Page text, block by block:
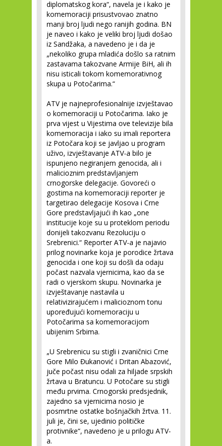
diplomatskog kora“, navela je i kako je
komemoraciji prisustvovao znatno
manji broj ljudi nego ranijih godina. BN
je naveo i kako je veliki broj ljudi došao
iz Sandžaka, a navedeno je i da je
„nekoliko grupa mladića došlo sa ratnim
zastavama takozvane Armije BiH, ali ih
nisu isticali tokom komemorativnog
skupa u Potočarima.“
ATV je najneprofesionalnije izvještavao
o komemoraciji u Potočarima. Iako je
prva vijest u Vijestima ove televizije bila
komemoracija i iako su imali reportera
iz Potočara koji se javljao u program
uživo, izvještavanje ATV-a bilo je
ispunjeno negiranjem genocida, ali i
malicioznim predstavljanjem
crnogorske delegacije. Govoreći o
gostima na komemoraciji reporter je
targetirao delegacije Kosova i Crne
Gore predstavljajući ih kao „one
institucije koje su u proteklom periodu
donijeli takozvanu Rezoluciju o
Srebrenici.“ Reporter ATV-a je najavio
prilog novinarke koja je porodice žrtava
genocida i one koji su došli da odaju
počast nazvala vjernicima, kao da se
radi o vjerskom skupu. Novinarka je
izvještavanje nastavila u
relativizirajućem i malicioznom tonu
upoređujući komemoraciju u
Potočarima sa komemoracijom
ubijenim Srbima.
„U Srebrenicu su stigli i zvaničnici Crne
Gore Milo Đukanović i Dritan Abazović,
juče počast nisu odali za hiljade srpskih
žrtava u Bratuncu. U Potočare su stigli
među prvima. Crnogorski predsjednik,
zajedno sa vjernicima nosio je
posmrtne ostatke bošnjačkih žrtva. 11.
juli je, čini se, ujedinio političke
protivnike“, navedeno je u prilogu ATV-
a.